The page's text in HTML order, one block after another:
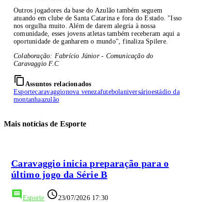
Outros jogadores da base do Azulão também seguem
atuando em clube de Santa Catarina e fora do Estado. "Isso
nos orgulha muito. Além de darem alegria à nossa
comunidade, esses jovens atletas também receberam aqui a
oportunidade de ganharem o mundo", finaliza Spilere.
Colaboração: Fabrício Júnior - Comunicação do
Caravaggio F.C
content_copy Assuntos relacionados
Esportecaravaggionova venezafutebolaniversárioestádio da
montanhaazulão
Mais notícias de Esporte
Caravaggio inicia preparação para o
último jogo da Série B
comment Esporte access_time 23/07/2026 17:30